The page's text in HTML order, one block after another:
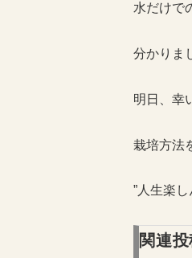
水だけで
分かりま
明日、幸
栽培方法
”人生楽
関連